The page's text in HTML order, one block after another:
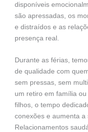
disponíveis
são apressadas, os
e distraídos e as
presença real.
Durante as férias,
de qualidade com
sem pressas, sem
um retiro em família
filhos, o tempo
conexões e aumenta
Relacionamentos